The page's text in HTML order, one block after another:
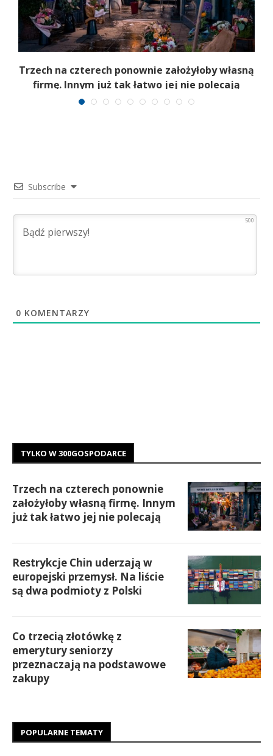
Trzech na czterech ponownie założyłoby własną
firmę. Innym już tak łatwo jej nie polecają
Subscribe
500
0 KOMENTARZY
TYLKO W 300GOSPODARCE
Trzech na czterech ponownie
założyłoby własną firmę. Innym
już tak łatwo jej nie polecają
Restrykcje Chin uderzają w
europejski przemysł. Na liście
są dwa podmioty z Polski
Co trzecią złotówkę z
emerytury seniorzy
przeznaczają na podstawowe
zakupy
POPULARNE TEMATY